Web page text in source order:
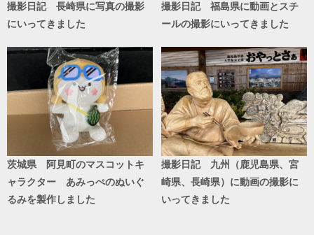
撮影日記 長崎県に写真の撮影
にいってきました
撮影日記 福島県に動画とスチ
ールの撮影にいってきました
茨城県 阿見町のマスコットキ
ャラクター あみっぺのぬいぐ
るみを製作しました
撮影日記 九州（鹿児島県、宮
崎県、長崎県）に動画の撮影に
いってきました